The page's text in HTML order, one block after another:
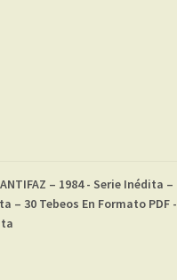
ANTIFAZ – 1984 - Serie Inédita –
– 30 Tebeos En Formato PDF -